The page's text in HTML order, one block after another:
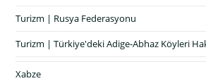
Turizm | Rusya Federasyonu
Turizm | Türkiye'deki Adige-Abhaz Köyleri
Xabze